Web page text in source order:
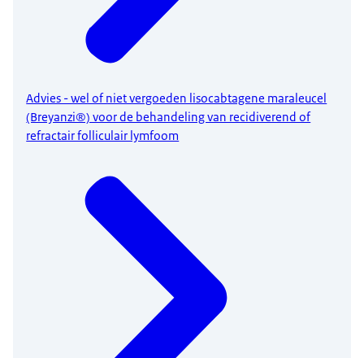
Advies - wel of niet vergoeden lisocabtagene maraleucel
(Breyanzi®) voor de behandeling van recidiverend of
refractair folliculair lymfoom